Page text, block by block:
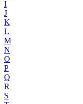
I
J
K
L
M
N
O
P
Q
R
S